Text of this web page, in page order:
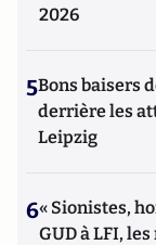
2026
5Bons baisers
derrière les
Leipzig
6« Sionistes,
GUD à LFI,